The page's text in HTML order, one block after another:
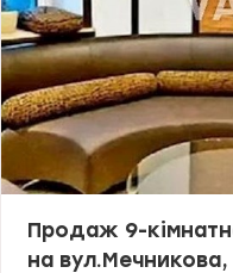
Продаж 9-
на вул.Мечникова,